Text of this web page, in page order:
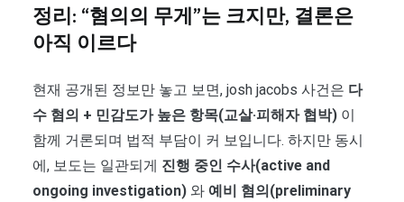
정리: “혐의의 무게”는 크지만, 결론은
아직 이르다
현재 공개된 정보만 놓고 보면, josh jacobs 사건은 다
수 혐의 + 민감도가 높은 항목(교살·피해자 협박) 이
함께 거론되며 법적 부담이 커 보입니다. 하지만 동시
에, 보도는 일관되게 진행 중인 수사(active and
ongoing investigation) 와 예비 혐의(preliminary